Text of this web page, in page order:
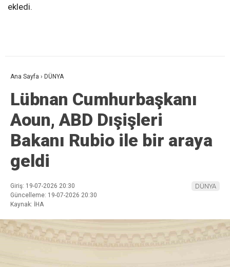
ekledi.
Ana Sayfa › DÜNYA
Lübnan Cumhurbaşkanı
Aoun, ABD Dışişleri
Bakanı Rubio ile bir araya
geldi
Giriş: 19-07-2026 20:30
Güncelleme: 19-07-2026 20:30
Kaynak: İHA
DÜNYA